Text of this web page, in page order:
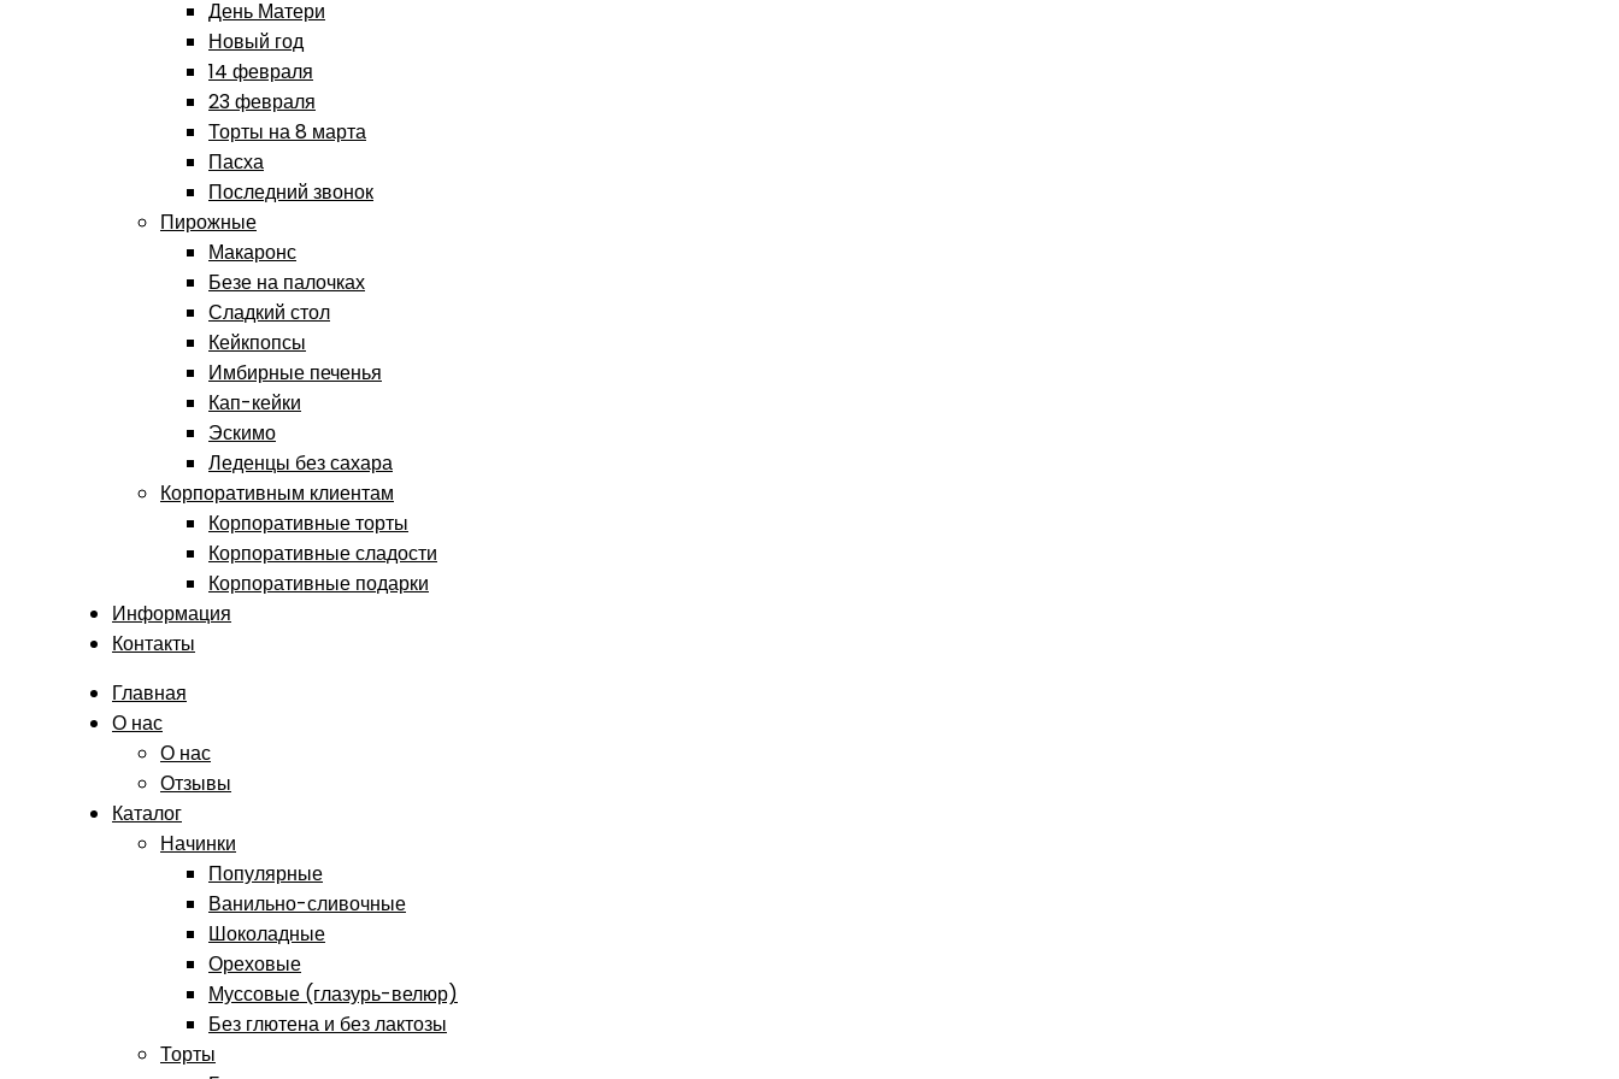
День Матери
Новый год
14 февраля
23 февраля
Торты на 8 марта
Пасха
Последний звонок
Пирожные
Макаронс
Безе на палочках
Сладкий стол
Кейкпопсы
Имбирные печенья
Кап-кейки
Эскимо
Леденцы без сахара
Корпоративным клиентам
Корпоративные торты
Корпоративные сладости
Корпоративные подарки
Информация
Контакты
Главная
О нас
О нас
Отзывы
Каталог
Начинки
Популярные
Ванильно-сливочные
Шоколадные
Ореховые
Муссовые (глазурь-велюр)
Без глютена и без лактозы
Торты